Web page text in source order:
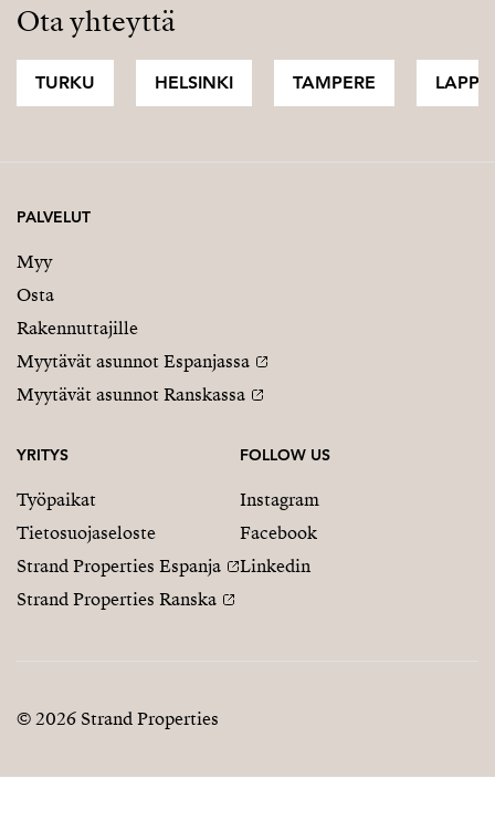
Ota yhteyttä
TURKU HELSINKI TAMPERE LAPPI
PALVELUT
Myy
Osta
Rakennuttajille
Myytävät asunnot Espanjassa
Myytävät asunnot Ranskassa
YRITYS
Työpaikat
Tietosuojaseloste
Strand Properties Espanja
Strand Properties Ranska
FOLLOW US
Instagram
Facebook
Linkedin
© 2026 Strand Properties